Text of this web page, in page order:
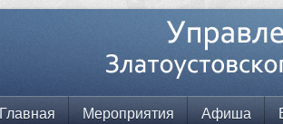
Главная Мероприятия Афиша